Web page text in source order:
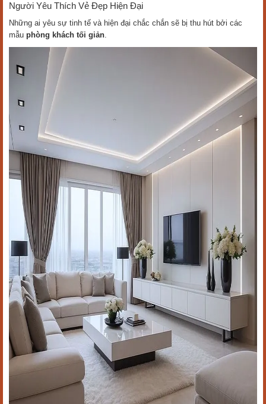
Người Yêu Thích Vẻ Đẹp Hiện Đại
Những ai yêu sự tinh tế và hiện đại chắc chắn sẽ bị thu hút bởi các
mẫu phòng khách tối giản.